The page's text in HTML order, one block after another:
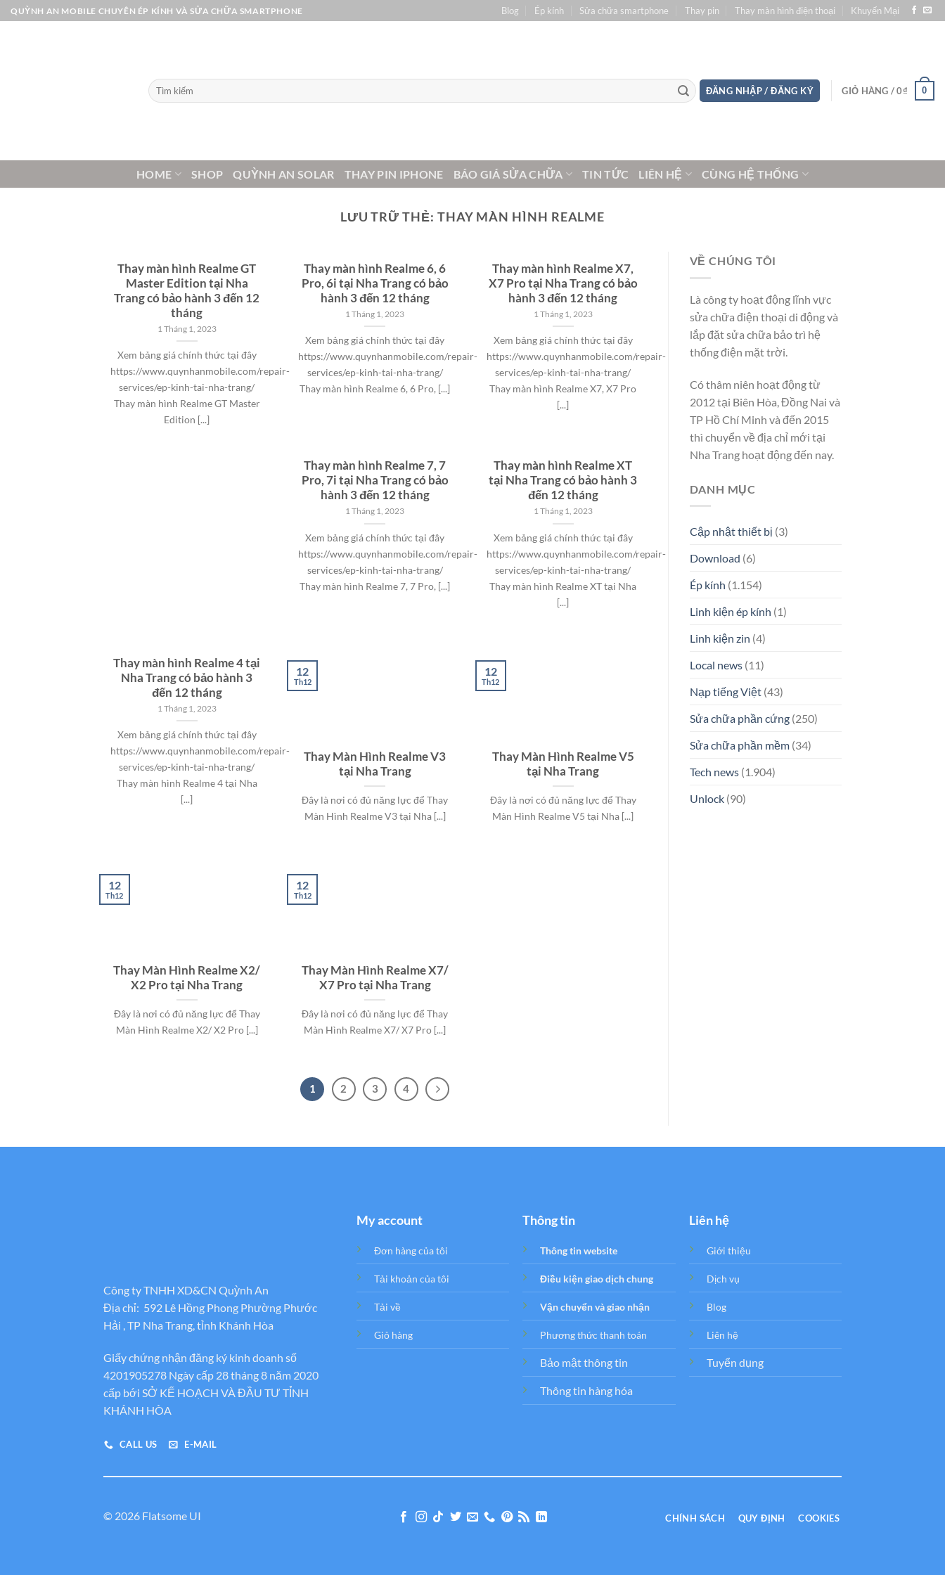
Bỏ
qua
QUỲNH AN MOBILE CHUYÊN ÉP KÍNH VÀ SỬA CHỮA SMARTPHONE Blog Ép kính Sửa chữa smartphone Thay pin Thay màn hình điện thoại Khuyến Mại
Tìm
kiếm:
ĐĂNG NHẬP / ĐĂNG KÝ GIỎ HÀNG /0₫ 0
HOME SHOP QUỲNH AN SOLAR THAY PIN IPHONE BÁO GIÁ SỬA CHỮA TIN TỨC LIÊN HỆ CÙNG HỆ THỐNG
LƯU TRỮ THẺ: THAY MÀN HÌNH REALME
Thay màn hình Realme GT
Master Edition tại Nha
Trang có bảo hành 3 đến 12
tháng
1 Tháng 1, 2023
Xem bảng giá chính thức tại đây
https://www.quynhanmobile.com/repair-
services/ep-kinh-tai-nha-trang/
Thay màn hình Realme GT Master
Edition [...]
Thay màn hình Realme 6, 6
Pro, 6i tại Nha Trang có bảo
hành 3 đến 12 tháng
1 Tháng 1, 2023
Xem bảng giá chính thức tại đây
https://www.quynhanmobile.com/repair-
services/ep-kinh-tai-nha-trang/
Thay màn hình Realme 6, 6 Pro, [...]
Thay màn hình Realme X7,
X7 Pro tại Nha Trang có bảo
hành 3 đến 12 tháng
1 Tháng 1, 2023
Xem bảng giá chính thức tại đây
https://www.quynhanmobile.com/repair-
services/ep-kinh-tai-nha-trang/
Thay màn hình Realme X7, X7 Pro
[...]
Thay màn hình Realme 7, 7
Pro, 7i tại Nha Trang có bảo
hành 3 đến 12 tháng
1 Tháng 1, 2023
Xem bảng giá chính thức tại đây
https://www.quynhanmobile.com/repair-
services/ep-kinh-tai-nha-trang/
Thay màn hình Realme 7, 7 Pro, [...]
Thay màn hình Realme XT
tại Nha Trang có bảo hành 3
đến 12 tháng
1 Tháng 1, 2023
Xem bảng giá chính thức tại đây
https://www.quynhanmobile.com/repair-
services/ep-kinh-tai-nha-trang/
Thay màn hình Realme XT tại Nha
[...]
Thay màn hình Realme 4 tại
Nha Trang có bảo hành 3
đến 12 tháng
1 Tháng 1, 2023
Xem bảng giá chính thức tại đây
https://www.quynhanmobile.com/repair-
services/ep-kinh-tai-nha-trang/
Thay màn hình Realme 4 tại Nha
[...]
Thay Màn Hình Realme V3
tại Nha Trang
Đây là nơi có đủ năng lực để Thay
Màn Hình Realme V3 tại Nha [...]
12
Th12
Thay Màn Hình Realme V5
tại Nha Trang
Đây là nơi có đủ năng lực để Thay
Màn Hình Realme V5 tại Nha [...]
12
Th12
Thay Màn Hình Realme X2/
X2 Pro tại Nha Trang
Đây là nơi có đủ năng lực để Thay
Màn Hình Realme X2/ X2 Pro [...]
12
Th12
Thay Màn Hình Realme X7/
X7 Pro tại Nha Trang
Đây là nơi có đủ năng lực để Thay
Màn Hình Realme X7/ X7 Pro [...]
12
Th12
1 2 3 4
VỀ CHÚNG TÔI
Là công ty hoạt động lĩnh vực
sửa chữa điện thoại di động và
lắp đặt sửa chữa bảo trì hệ
thống điện mặt trời.
Có thâm niên hoạt động từ
2012 tại Biên Hòa, Đồng Nai và
TP Hồ Chí Minh và đến 2015
thì chuyển về địa chỉ mới tại
Nha Trang hoạt động đến nay.
DANH MỤC
Cập nhật thiết bị (3)
Download (6)
Ép kính (1.154)
Linh kiện ép kính (1)
Linh kiện zin (4)
Local news(11)
Nạp tiếng Việt(43)
Sửa chữa phần cứng(250)
Sửa chữa phần mềm(34)
Tech news(1.904)
Unlock(90)
Công ty TNHH XD&CN Quỳnh An
Địa chỉ: 592 Lê Hồng Phong Phường Phước
Hải , TP Nha Trang, tỉnh Khánh Hòa
Giấy chứng nhận đăng ký kinh doanh số
4201905278 Ngày cấp 28 tháng 8 năm 2020
cấp bới SỞ KẾ HOẠCH VÀ ĐẦU TƯ TỈNH
KHÁNH HÒA
CALL US E-MAIL
My account
Đơn hàng của tôi
Tải khoản của tôi
Tải về
Giỏ hàng
Thông tin
Thông tin website
Điều kiện giao dịch chung
Vận chuyển và giao nhận
Phương thức thanh toán
Bảo mật thông tin
Thông tin hàng hóa
Liên hệ
Giới thiệu
Dịch vụ
Blog
Liên hệ
Tuyển dụng
© 2026 Flatsome UI CHÍNH SÁCH QUY ĐỊNH COOKIES